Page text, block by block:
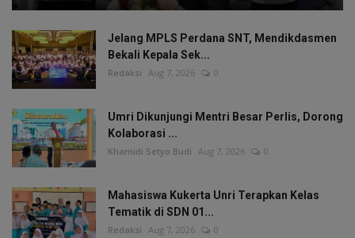
Jelang MPLS Perdana SNT, Mendikdasmen
Bekali Kepala Sek...
Redaksi Aug 7, 2026 0
Umri Dikunjungi Mentri Besar Perlis, Dorong
Kolaborasi ...
Khamidi Setyo Budi Aug 7, 2026 0
Mahasiswa Kukerta Unri Terapkan Kelas
Tematik di SDN 01...
Redaksi Aug 7, 2026 0